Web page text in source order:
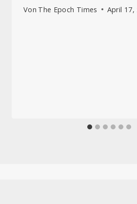
Von The Epoch Times April 17,